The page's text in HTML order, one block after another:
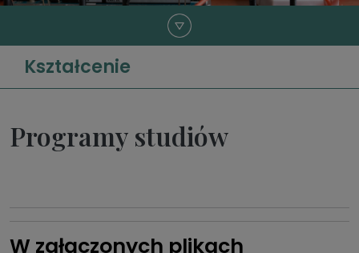
Kształcenie
Programy studiów
W załączonych plikach